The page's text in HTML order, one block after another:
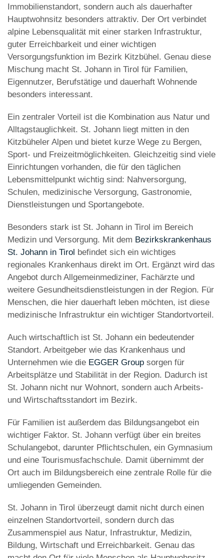
Immobilienstandort, sondern auch als dauerhafter
Hauptwohnsitz besonders attraktiv. Der Ort verbindet
alpine Lebensqualität mit einer starken Infrastruktur,
guter Erreichbarkeit und einer wichtigen
Versorgungsfunktion im Bezirk Kitzbühel. Genau diese
Mischung macht St. Johann in Tirol für Familien,
Eigennutzer, Berufstätige und dauerhaft Wohnende
besonders interessant.
Ein zentraler Vorteil ist die Kombination aus Natur und
Alltagstauglichkeit. St. Johann liegt mitten in den
Kitzbüheler Alpen und bietet kurze Wege zu Bergen,
Sport- und Freizeitmöglichkeiten. Gleichzeitig sind viele
Einrichtungen vorhanden, die für den täglichen
Lebensmittelpunkt wichtig sind: Nahversorgung,
Schulen, medizinische Versorgung, Gastronomie,
Dienstleistungen und Sportangebote.
Besonders stark ist St. Johann in Tirol im Bereich
Medizin und Versorgung. Mit dem Bezirkskrankenhaus
St. Johann in Tirol befindet sich ein wichtiges
regionales Krankenhaus direkt im Ort. Ergänzt wird das
Angebot durch Allgemeinmediziner, Fachärzte und
weitere Gesundheitsdienstleistungen in der Region. Für
Menschen, die hier dauerhaft leben möchten, ist diese
medizinische Infrastruktur ein wichtiger Standortvorteil.
Auch wirtschaftlich ist St. Johann ein bedeutender
Standort. Arbeitgeber wie das Krankenhaus und
Unternehmen wie die EGGER Group sorgen für
Arbeitsplätze und Stabilität in der Region. Dadurch ist
St. Johann nicht nur Wohnort, sondern auch Arbeits-
und Wirtschaftsstandort im Bezirk.
Für Familien ist außerdem das Bildungsangebot ein
wichtiger Faktor. St. Johann verfügt über ein breites
Schulangebot, darunter Pflichtschulen, ein Gymnasium
und eine Tourismusfachschule. Damit übernimmt der
Ort auch im Bildungsbereich eine zentrale Rolle für die
umliegenden Gemeinden.
St. Johann in Tirol überzeugt damit nicht durch einen
einzelnen Standortvorteil, sondern durch das
Zusammenspiel aus Natur, Infrastruktur, Medizin,
Bildung, Wirtschaft und Erreichbarkeit. Genau das